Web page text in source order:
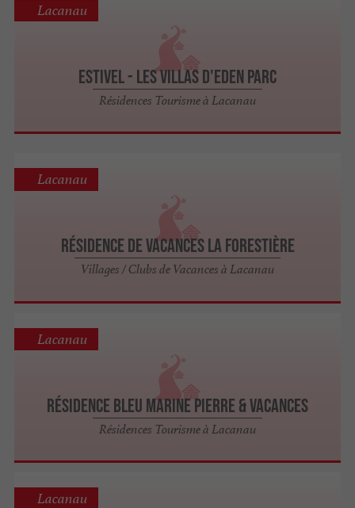
Estivel - Les Villas d'Eden Parc
Résidences Tourisme à Lacanau
Lacanau
Résidence de vacances La Forestière
Villages / Clubs de Vacances à Lacanau
Lacanau
Résidence Bleu Marine Pierre & Vacances
Résidences Tourisme à Lacanau
Lacanau
Lacanau